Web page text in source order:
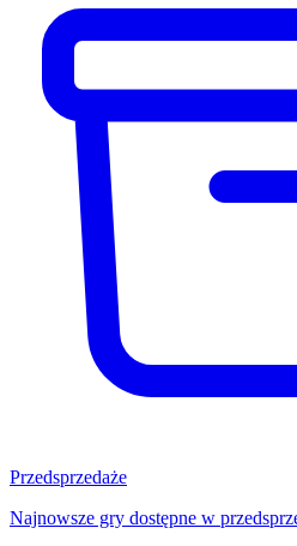
Przedsprzedaże
Najnowsze gry dostępne w